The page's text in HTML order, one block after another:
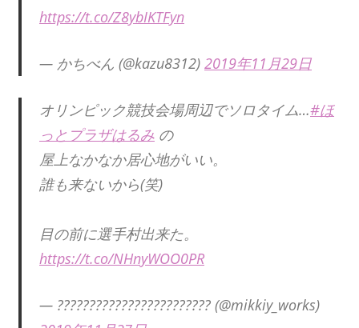
https://t.co/Z8ybIKTFyn
— かちべん (@kazu8312) 2019年11月29日
オリンピック競技会場周辺でソロタイム…#ほ
っとプラザはるみ の
屋上なかなか居心地がいい。
誰も来ないから(笑)
目の前に選手村出来た。
https://t.co/NHnyWOO0PR
— ???????????????????????? (@mikkiy_works)